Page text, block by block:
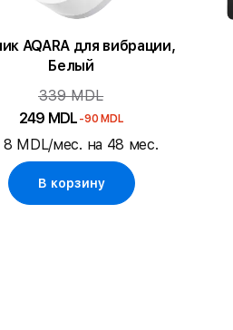
AQARA для вибрации,
Белый
339 MDL
249 MDL -90 MDL
8 MDL/мес. на 48 мес.
В корзину